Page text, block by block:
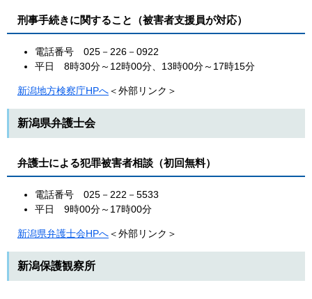
刑事手続きに関すること（被害者支援員が対応）
電話番号 025－226－0922
平日 8時30分～12時00分、13時00分～17時15分
新潟地方検察庁HPへ＜外部リンク＞
新潟県弁護士会
弁護士による犯罪被害者相談（初回無料）
電話番号 025－222－5533
平日 9時00分～17時00分
新潟県弁護士会HPへ＜外部リンク＞
新潟保護観察所